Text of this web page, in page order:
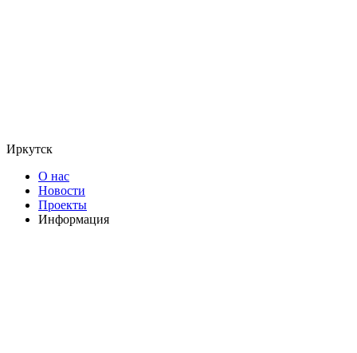
Иркутск
О нас
Новости
Проекты
Информация